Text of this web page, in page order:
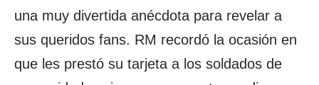
una muy divertida anécdota para revelar a
sus queridos fans. RM recordó la ocasión en
que les prestó su tarjeta a los soldados de